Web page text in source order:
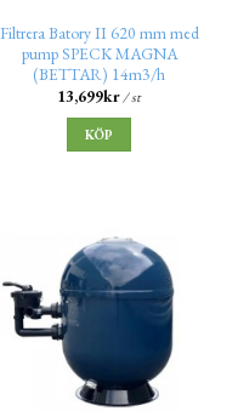
Filtrera Batory II 620 mm med
pump SPECK MAGNA
(BETTAR) 14m3/h
13,699kr/ st
KÖP